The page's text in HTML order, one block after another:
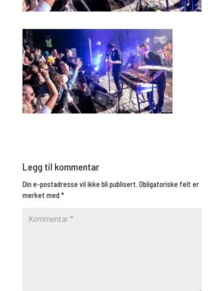
Legg til kommentar
Din e-postadresse vil ikke bli publisert. Obligatoriske felt er
merket med*